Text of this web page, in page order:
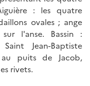
: les quatre
ovales ; ange
l'anse. Bassin :
Jean-Baptiste
puits de Jacob,
rivets.